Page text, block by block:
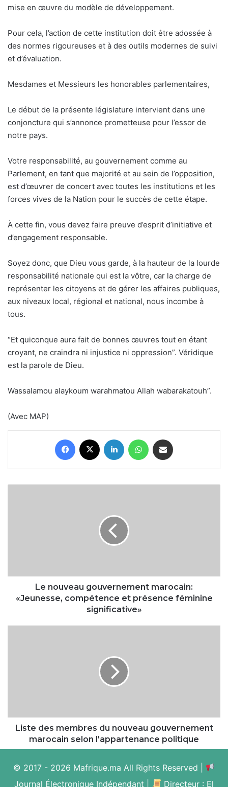
mise en œuvre du modèle de développement.
Pour cela, l’action de cette institution doit être adossée à
des normes rigoureuses et à des outils modernes de suivi
et d’évaluation.
Mesdames et Messieurs les honorables parlementaires,
Le début de la présente législature intervient dans une
conjoncture qui s’annonce prometteuse pour l’essor de
notre pays.
Votre responsabilité, au gouvernement comme au
Parlement, en tant que majorité et au sein de l’opposition,
est d’œuvrer de concert avec toutes les institutions et les
forces vives de la Nation pour le succès de cette étape.
À cette fin, vous devez faire preuve d’esprit d’initiative et
d’engagement responsable.
Soyez donc, que Dieu vous garde, à la hauteur de la lourde
responsabilité nationale qui est la vôtre, car la charge de
représenter les citoyens et de gérer les affaires publiques,
aux niveaux local, régional et national, nous incombe à
tous.
“Et quiconque aura fait de bonnes œuvres tout en étant
croyant, ne craindra ni injustice ni oppression”. Véridique
est la parole de Dieu.
Wassalamou alaykoum warahmatou Allah wabarakatouh”.
(Avec MAP)
Facebook Linkedin WhatsApp
féminine
significative»Le nouveau gouvernement marocain:
«Jeunesse, compétence et présence féminine
significative»
l'appartenance
politique
Liste des membres du nouveau gouvernement
marocain selon l'appartenance politique
© 2017 - 2026 Mafrique.ma All Rights Reserved |
Journal Électronique Indépendant |
Directeur : El